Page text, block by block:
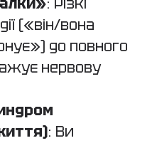
(«він/вона
до повного
нервову
: Ви